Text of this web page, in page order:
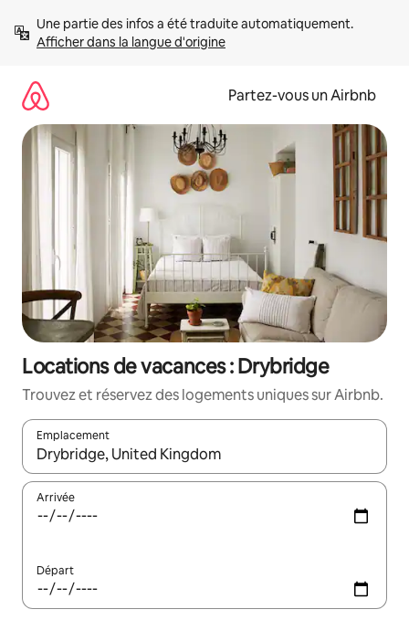
directement
Afficher dans la langue d'origine
Partez-vous un Airbnb
Locations de vacances : Drybridge
Trouvez et réservez des logements uniques sur Airbnb.
Emplacement
Quand les résultats sont affichés, parcourez-les en utilisant
Arrivée
Départ